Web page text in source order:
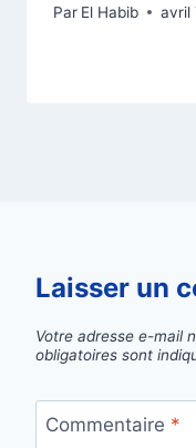
Par El Habib avril
Laisser un
Votre adresse e-mail
obligatoires sont
Commentaire *